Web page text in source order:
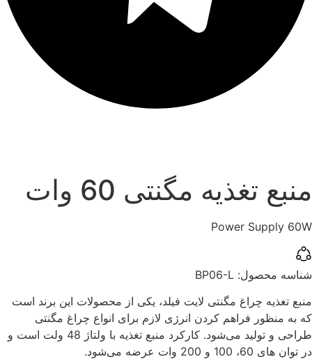
منبع تغذیه مگنتی 60 وات
Power Supply 60W
شناسه محصول:‌ ‌BP06-L
منبع تغذیه چراغ مگنتی لایت فیلد، یکی از محصولات این برند است
که به منظور فراهم کردن انرژی لازم برای انواع چراغ مگنتی
طراحی و تولید می‌شود. کارکرد منبع تغذیه با ولتاژ 48 ولت است و
در توان های 60، 100 و 200 وات عرضه می‌شود.